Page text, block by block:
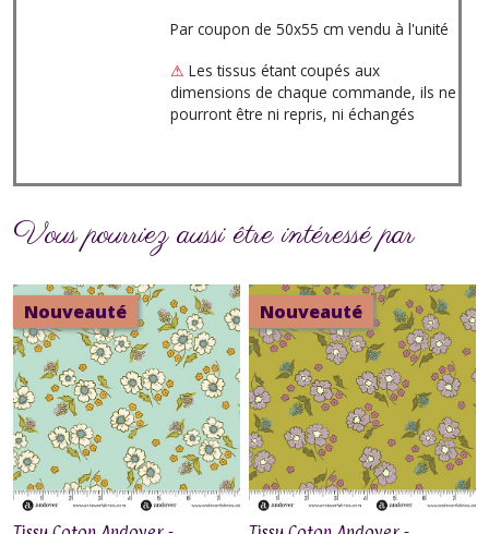
Par coupon de 50x55 cm vendu à l'unité
⚠ Les tissus étant coupés aux
dimensions de chaque commande, ils ne
pourront être ni repris, ni échangés
Vous pourriez aussi être intéressé par
Nouveauté Nouveauté